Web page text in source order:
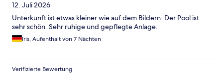
12. Juli 2026
Unterkunft ist etwas kleiner wie auf dem Bildern. Der Pool ist
sehr schön. Sehr ruhige und gepflegte Anlage.
Iris, Aufenthalt von 7 Nächten
Verifizierte Bewertung